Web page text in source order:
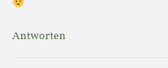
Antworten